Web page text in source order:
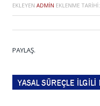
EKLEYEN ADMIN EKLENME TARIHI:
PAYLAŞ.